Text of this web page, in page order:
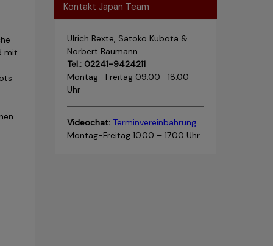
mit
Kontakt Japan Team
Ulrich Bexte, Satoko Kubota &
Norbert Baumann
Tel.: 02241-9424211
Montag- Freitag 09.00 -18.00
Uhr
Videochat: Terminvereinbahrung
Montag-Freitag 10.00 – 17.00 Uhr